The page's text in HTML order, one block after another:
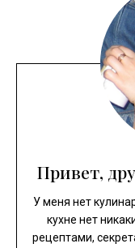
Привет,
У меня нет
кухне нет
рецептами,